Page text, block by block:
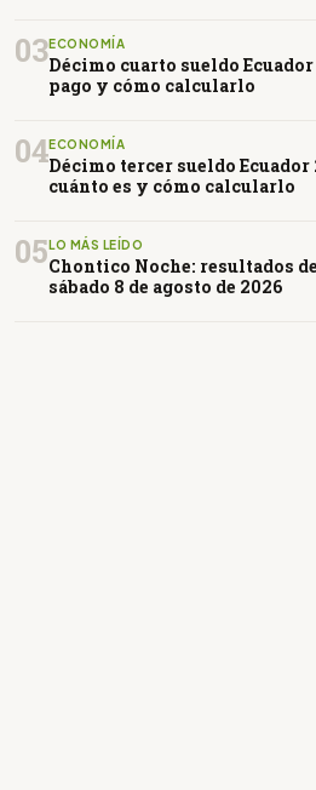
03ECONOMÍA
Décimo cuarto sueldo
pago y cómo calcularlo
04ECONOMÍA
Décimo tercer sueldo Ecuador
cuánto es y cómo calcularlo
05 LO MÁS LEÍDO
Chontico Noche: resultados
sábado 8 de agosto de 2026